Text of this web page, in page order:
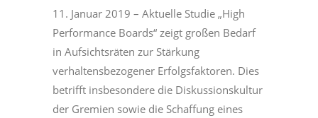
11. Januar 2019 – Aktuelle Studie „High
Performance Boards“ zeigt großen Bedarf
in Aufsichtsräten zur Stärkung
verhaltensbezogener Erfolgsfaktoren. Dies
betrifft insbesondere die Diskussionskultur
der Gremien sowie die Schaffung eines